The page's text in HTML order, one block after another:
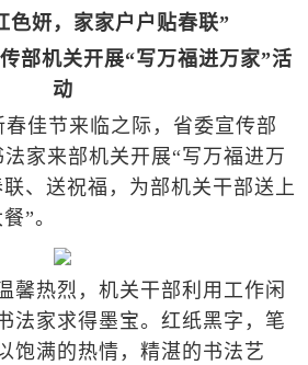
色妍，家家户户贴春联”
部机关开展“写万福进万家”活
动
佳节来临之际，省委宣传部
家来部机关开展“写万福进万
、送祝福，为部机关干部送上
”。
热烈，机关干部利用工作闲
法家求得墨宝。红纸黑字，笔
饱满的热情，精湛的书法艺